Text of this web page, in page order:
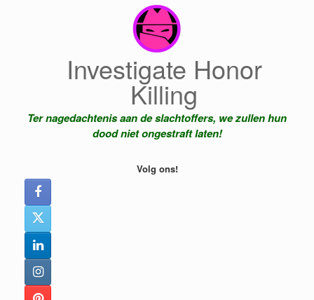
Investigate Honor
Killing
Ter nagedachtenis aan de slachtoffers, we zullen hun
dood niet ongestraft laten!
Volg ons!